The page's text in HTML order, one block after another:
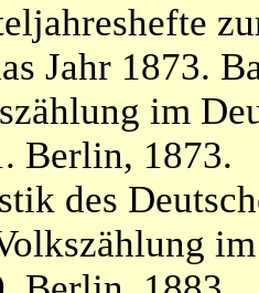
Jahr 1873.
im
Berlin, 1873.
des